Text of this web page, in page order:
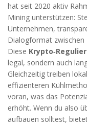
hat seit 2020 aktiv
Mining unterstützen:
Unternehmen,
Dialogformat zwischen
Diese
legal, sondern auch
Gleichzeitig treiben
effizienteren
voran, was das
erhöht. Wenn du also
aufbauen solltest,